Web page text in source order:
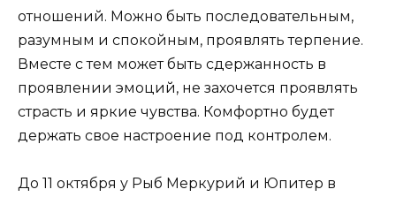
отношений. Можно быть последовательным,
разумным и спокойным, проявлять терпение.
Вместе с тем может быть сдержанность в
проявлении эмоций, не захочется проявлять
страсть и яркие чувства. Комфортно будет
держать свое настроение под контролем.
До 11 октября у Рыб Меркурий и Юпитер в